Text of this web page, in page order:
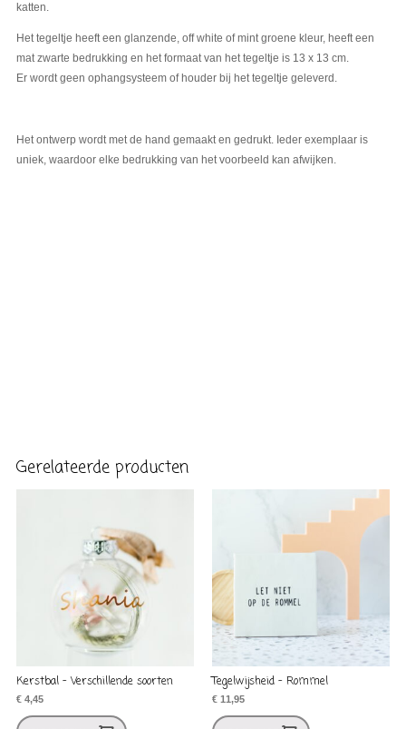
katten.
Het tegeltje heeft een glanzende, off white of mint groene kleur, heeft een
mat zwarte bedrukking en het formaat van het tegeltje is 13 x 13 cm.
Er wordt geen ophangsysteem of houder bij het tegeltje geleverd.
Het ontwerp wordt met de hand gemaakt en gedrukt. Ieder exemplaar is
uniek, waardoor elke bedrukking van het voorbeeld kan afwijken.
Gerelateerde producten
Kerstbal – Verschillende soorten
€ 4,45
Tegelwijsheid – Rommel
€ 11,95